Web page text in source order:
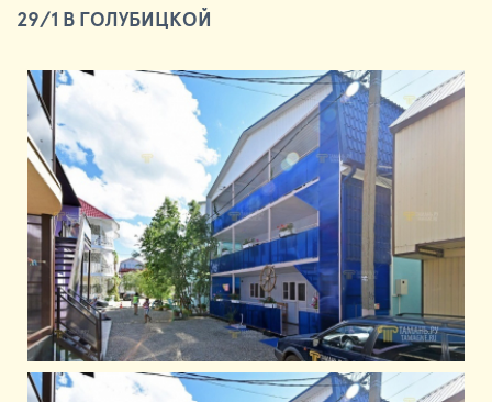
29/1 В ГОЛУБИЦКОЙ